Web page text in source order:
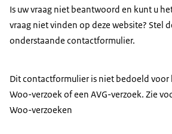
Is uw vraag niet beantwoord en kunt u
vraag niet vinden op deze website? Stel
onderstaande contactformulier.
Dit contactformulier is niet bedoeld voor
Woo-verzoek of een AVG-verzoek. Zie
Woo-verzoeken